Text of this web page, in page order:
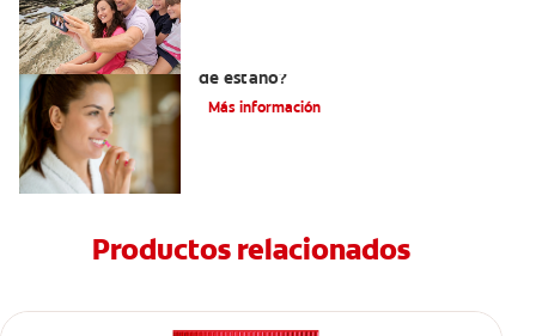
de estaño?
Más información
Productos relacionados